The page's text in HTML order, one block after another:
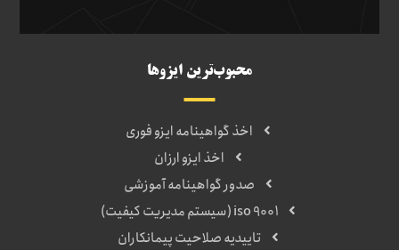
محبوب‌ترین ایزوها
اخذ گواهینامه ایزو فوری
اخذ ایزو ارزان
صدور گواهینامه آموزشی
iso 9001 (سیستم مدیریت کیفیت)
تاییدیه صلاحیت پیمانکاران